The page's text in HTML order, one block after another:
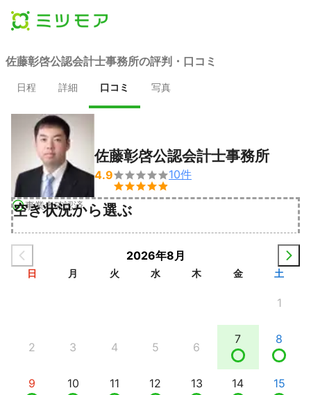
佐藤彰啓公認会計士事務所の評判・口コミ
日程 詳細 口コミ 写真
事業者確認済
佐藤彰啓公認会計士事務所
4.9

10件
空き状況から選ぶ
2026年8月
日 月 火 水 木 金 土
1
2 3 4 5 6
7 8
9 10 11 12 13 14 15